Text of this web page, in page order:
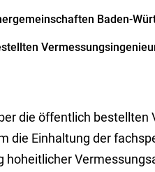
Baden-
die öffentlich bestellten
die Einhaltung der
hoheitlicher